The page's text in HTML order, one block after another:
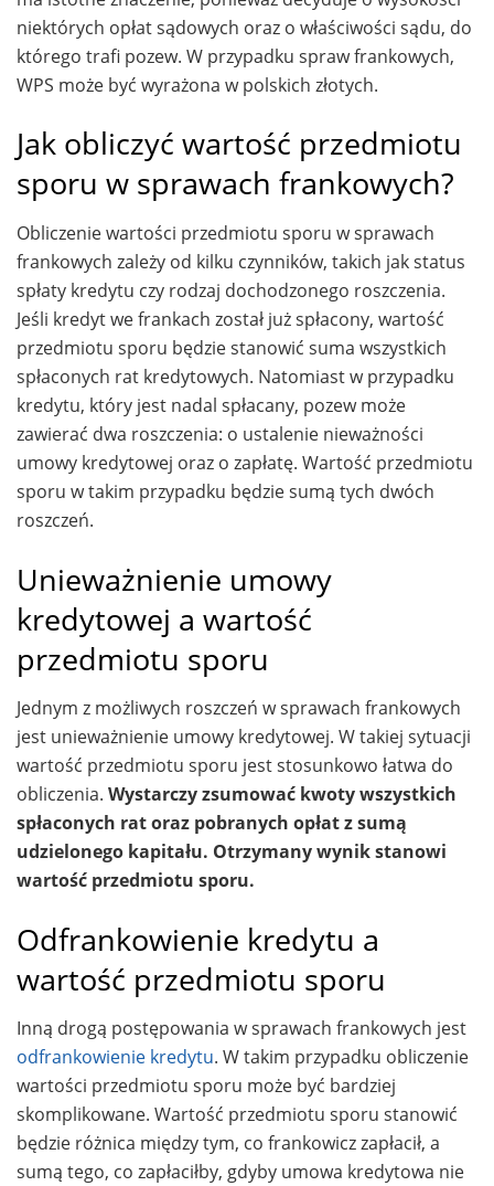
niektórych opłat sądowych oraz o właściwości sądu, do
którego trafi pozew. W przypadku spraw frankowych,
WPS może być wyrażona w polskich złotych.
Jak obliczyć wartość przedmiotu
sporu w sprawach frankowych?
Obliczenie wartości przedmiotu sporu w sprawach
frankowych zależy od kilku czynników, takich jak status
spłaty kredytu czy rodzaj dochodzonego roszczenia.
Jeśli kredyt we frankach został już spłacony, wartość
przedmiotu sporu będzie stanowić suma wszystkich
spłaconych rat kredytowych. Natomiast w przypadku
kredytu, który jest nadal spłacany, pozew może
zawierać dwa roszczenia: o ustalenie nieważności
umowy kredytowej oraz o zapłatę. Wartość przedmiotu
sporu w takim przypadku będzie sumą tych dwóch
roszczeń.
Unieważnienie umowy
kredytowej a wartość
przedmiotu sporu
Jednym z możliwych roszczeń w sprawach frankowych
jest unieważnienie umowy kredytowej. W takiej sytuacji
wartość przedmiotu sporu jest stosunkowo łatwa do
obliczenia. Wystarczy zsumować kwoty wszystkich
spłaconych rat oraz pobranych opłat z sumą
udzielonego kapitału. Otrzymany wynik stanowi
wartość przedmiotu sporu.
Odfrankowienie kredytu a
wartość przedmiotu sporu
Inną drogą postępowania w sprawach frankowych jest
odfrankowienie kredytu. W takim przypadku obliczenie
wartości przedmiotu sporu może być bardziej
skomplikowane. Wartość przedmiotu sporu stanowić
będzie różnica między tym, co frankowicz zapłacił, a
sumą tego, co zapłaciłby, gdyby umowa kredytowa nie